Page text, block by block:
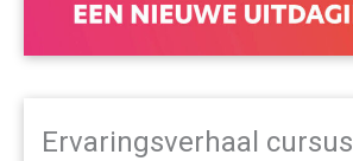
Ervaringsverhaal cursus